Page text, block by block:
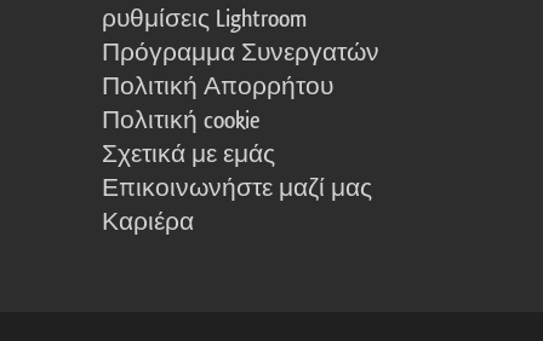
ρυθμίσεις Lightroom
Πρόγραμμα Συνεργατών
Πολιτική Απορρήτου
Πολιτική cookie
Σχετικά με εμάς
Επικοινωνήστε μαζί μας
Καριέρα